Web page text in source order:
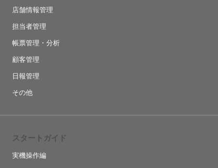
店舗情報管理
担当者管理
帳票管理・分析
顧客管理
日報管理
その他
スタートガイド
実機操作編